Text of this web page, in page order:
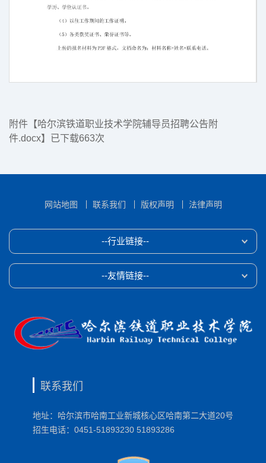
附件【哈尔滨铁道职业技术学院辅导员招聘公告附
件.docx】已下载663次
网站地图 联系我们 版权声明 法律声明
--行业链接--
--友情链接--
联系我们
地址：哈尔滨市哈南工业新城核心区哈南第二大道20号
招生电话：0451-51893230 51893286